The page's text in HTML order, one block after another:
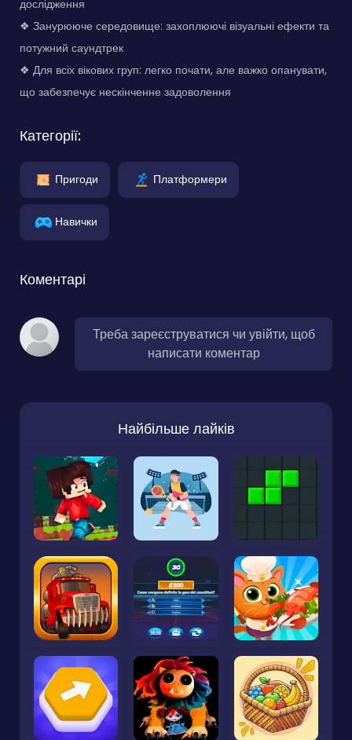
дослідження
❖ Занурююче середовище: захоплюючі візуальні ефекти та
потужний саундтрек
❖ Для всіх вікових груп: легко почати, але важко опанувати,
що забезпечує нескінченне задоволення
Категорії:
Пригоди Платформери
Навички
Коментарі
Треба зареєструватися чи увійти, щоб
написати коментар
Найбільше лайків